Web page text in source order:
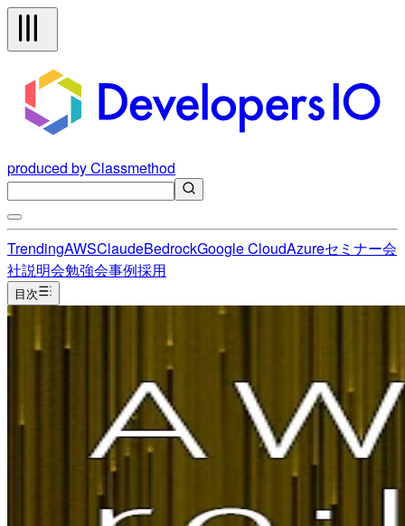
produced by Classmethod
TrendingAWSClaudeBedrockGoogle CloudAzureセミナー会
社説明会勉強会事例採用
目次